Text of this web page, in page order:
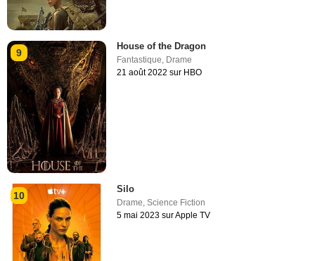
9
House of the Dragon
Fantastique Drame
21 août 2022 sur HBO
10
Silo
Drame,Science Fiction
5 mai 2023 sur Apple TV